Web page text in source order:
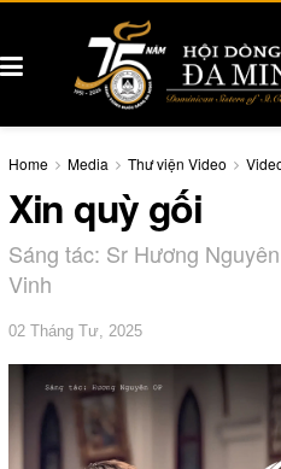
Home Media Thư viện Video
Xin quỳ gối
Sáng tác: Sr Hương
Vinh
02 Tháng Tư, 2025